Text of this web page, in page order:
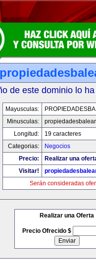
de este dominio lo
Mayusculas:
Minusculas:
Longitud:
19 caracteres
Categorias:
Negocios
Precio:
Realizar una
Visitar!
Serán consideradas
Realizar una Oferta
Precio Ofrecido $